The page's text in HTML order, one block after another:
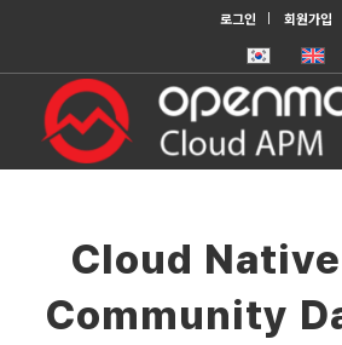
로그인 회원가입
Cloud
Community